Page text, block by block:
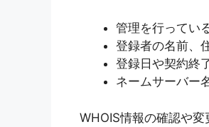
管理を行ってい
登録者の名前、
登録日や契約終
ネームサーバー
WHOIS情報の確認や